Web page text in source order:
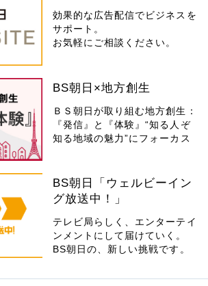
効果的な広告配信でビジネスを
サポート。
お気軽にご相談ください。
BS朝日×地方創生
ＢＳ朝日が取り組む地方創生：
『発信』と『体験』“知る人ぞ
知る地域の魅力”にフォーカス
BS朝日「ウェルビーイン
グ放送中！」
テレビ局らしく、エンターテイ
ンメントにして届けていく。
BS朝日の、新しい挑戦です。